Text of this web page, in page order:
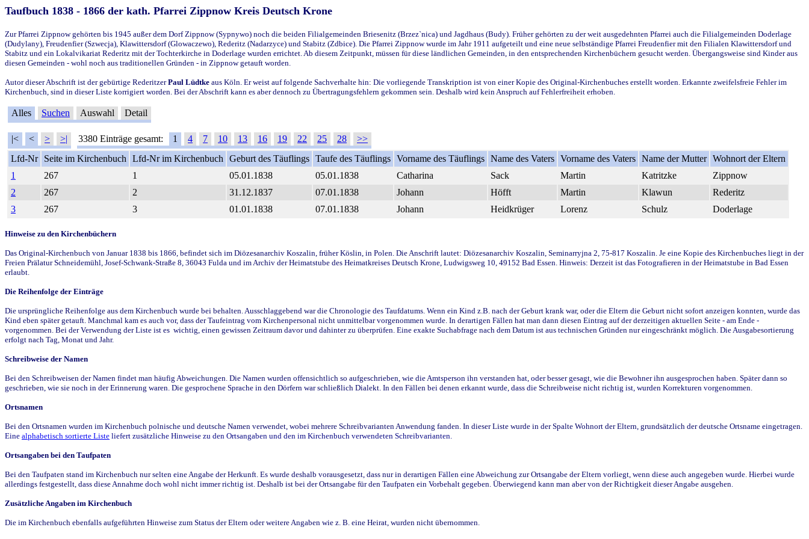
Taufbuch 1838 - 1866 der kath. Pfarrei Zippnow Kreis Deutsch Krone
Zur Pfarrei Zippnow gehörten bis 1945 außer dem Dorf Zippnow (Sypnywo) noch die beiden Filialgemeinden Briesenitz (Brzez`nica) und Jagdhaus (Budy). Früher gehörten zu der weit ausgedehnten Pfarrei auch die Filialgemeinden Doderlage
(Dudylany), Freudenfier (Szwecja), Klawittersdorf (Glowaczewo), Rederitz (Nadarzyce) und Stabitz (Zdbice). Die Pfarrei Zippnow wurde im Jahr 1911 aufgeteilt und eine neue selbständige Pfarrei Freudenfier mit den Filialen Klawittersdorf und
Stabitz und ein Lokalvikariat Rederitz mit der Tochterkirche in Doderlage wurden errichtet. Ab diesem Zeitpunkt, müssen für diese ländlichen Gemeinden, in den entsprechenden Kirchenbüchern gesucht werden. Übergangsweise sind Kinder aus
diesen Gemeinden - wohl noch aus traditionellen Gründen - in Zippnow getauft worden.
Autor dieser Abschrift ist der gebürtige RederitzerPaul Lüdtke aus Köln. Er weist auf folgende Sachverhalte hin: Die vorliegende Transkription ist von einer Kopie des Original-Kirchenbuches erstellt worden. Erkannte zweifelsfreie Fehler im
Kirchenbuch, sind in dieser Liste korrigiert worden. Bei der Abschrift kann es aber dennoch zu Übertragungsfehlern gekommen sein. Deshalb wird kein Anspruch auf Fehlerfreiheit erhoben.
Alles Suchen Auswahl Detail
|< < > >| 3380 Einträge gesamt: 1 4 7 10 13 16 19 22 25 28
>>
Lfd-Nr
Seite im Kirchenbuch Lfd-Nr im Kirchenbuch Geburt des Täuflings Taufe des Täuflings Vorname des Täuflings Name des Vaters Vorname des Vaters Name der Mutter Wohnort der Eltern
1
267 1 05.01.1838 05.01.1838 Catharina Sack Martin Katritzke
Zippnow
2
267 2 31.12.1837 07.01.1838 Johann Höfft Martin Klawun
Rederitz
3
267 3 01.01.1838 07.01.1838 Johann Heidkrüger Lorenz Schulz Doderlage
Hinweise zu den Kirchenbüchern
Das Original-Kirchenbuch von Januar 1838 bis 1866, befindet sich im Diözesanarchiv Koszalin, früher Köslin, in Polen. Die Anschrift lautet: Diözesanarchiv Koszalin, Seminarryjna 2, 75-817 Koszalin. Je eine Kopie des Kirchenbuches liegt in der
Freien Prälatur Schneidemühl, Josef-Schwank-Straße 8, 36043 Fulda und im Archiv der Heimatstube des Heimatkreises Deutsch Krone, Ludwigsweg 10, 49152 Bad Essen. Hinweis: Derzeit ist das Fotografieren in der Heimatstube in Bad Essen
erlaubt.
Die Reihenfolge der Einträge
Die ursprüngliche Reihenfolge aus dem Kirchenbuch wurde bei behalten. Ausschlaggebend war die Chronologie des Taufdatums. Wenn ein Kind z.B. nach der Geburt krank war, oder die Eltern die Geburt nicht sofort anzeigen konnten, wurde das
Kind eben später getauft. Manchmal kam es auch vor, dass der Taufeintrag vom Kirchenpersonal nicht unmittelbar vorgenommen wurde. In derartigen Fällen hat man dann diesen Eintrag auf der derzeitigen aktuellen Seite - am Ende -
vorgenommen. Bei der Verwendung der Liste ist es wichtig, einen gewissen Zeitraum davor und dahinter zu überprüfen. Eine exakte Suchabfrage nach dem Datum ist aus technischen Gründen nur eingeschränkt möglich. Die Ausgabesortierung
erfolgt nach Tag, Monat und Jahr.
Schreibweise der Namen
Bei den Schreibweisen der Namen findet man häufig Abweichungen. Die Namen wurden offensichtlich so aufgeschrieben, wie die Amtsperson ihn verstanden hat, oder besser gesagt, wie die Bewohner ihn ausgesprochen haben. Später dann so
geschrieben, wie sie noch in der Erinnerung waren. Die gesprochene Sprache in den Dörfern war schließlich Dialekt. In den Fällen bei denen erkannt wurde, dass die Schreibweise nicht richtig ist, wurden Korrekturen vorgenommen.
Ortsnamen
Bei den Ortsnamen wurden im Kirchenbuch polnische und deutsche Namen verwendet, wobei mehrere Schreibvarianten Anwendung fanden. In dieser Liste wurde in der Spalte Wohnort der Eltern, grundsätzlich der deutsche Ortsname eingetragen.
Eine alphabetisch sortierte Liste liefert zusätzliche Hinweise zu den Ortsangaben und den im Kirchenbuch verwendeten Schreibvarianten.
Ortsangaben bei den Taufpaten
Bei den Taufpaten stand im Kirchenbuch nur selten eine Angabe der Herkunft. Es wurde deshalb vorausgesetzt, dass nur in derartigen Fällen eine Abweichung zur Ortsangabe der Eltern vorliegt, wenn diese auch angegeben wurde. Hierbei wurde
allerdings festgestellt, dass diese Annahme doch wohl nicht immer richtig ist. Deshalb ist bei der Ortsangabe für den Taufpaten ein Vorbehalt gegeben. Überwiegend kann man aber von der Richtigkeit dieser Angabe ausgehen.
Zusätzliche Angaben im Kirchenbuch
Die im Kirchenbuch ebenfalls aufgeführten Hinweise zum Status der Eltern oder weitere Angaben wie z. B. eine Heirat, wurden nicht übernommen.